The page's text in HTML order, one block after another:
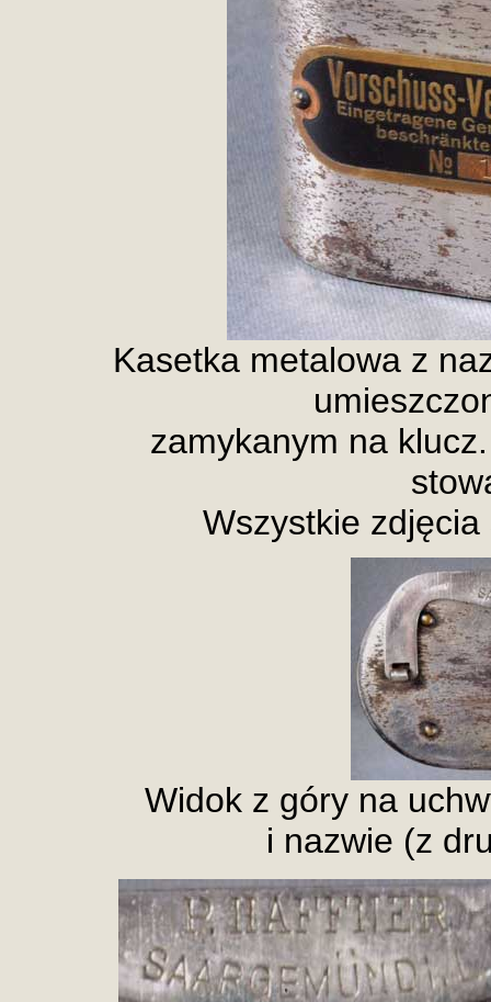
Kasetka metalowa z
zamykanym na
Wszystkie zdjęcia
Widok z góry na
i nazwie (z